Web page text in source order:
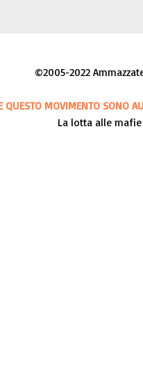
©2005-2022
QUESTO MOVIMENTO SONO
La lotta alle